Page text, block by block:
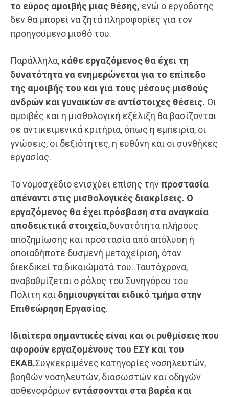
το εύρος αμοιβής μιας θέσης, ενώ ο εργοδότης
δεν θα μπορεί να ζητά πληροφορίες για τον
προηγούμενο μισθό του.
Παράλληλα, κάθε εργαζόμενος θα έχει τη
δυνατότητα να ενημερώνεται για το επίπεδο
της αμοιβής του και για τους μέσους μισθούς
ανδρών και γυναικών σε αντίστοιχες θέσεις. Οι
αμοιβές και η μισθολογική εξέλιξη θα βασίζονται
σε αντικειμενικά κριτήρια, όπως η εμπειρία, οι
γνώσεις, οι δεξιότητες, η ευθύνη και οι συνθήκες
εργασίας.
Το νομοσχέδιο ενισχύει επίσης τηνπροστασία
απέναντι στις μισθολογικές διακρίσεις. Ο
εργαζόμενος θα έχει πρόσβαση στα αναγκαία
αποδεικτικά στοιχεία,δυνατότητα πλήρους
αποζημίωσης και προστασία από απόλυση ή
οποιαδήποτε δυσμενή μεταχείριση, όταν
διεκδικεί τα δικαιώματά του. Ταυτόχρονα,
αναβαθμίζεται ο ρόλος του Συνηγόρου του
Πολίτη και δημιουργείται ειδικό τμήμα στην
Επιθεώρηση Εργασίας.
Ιδιαίτερα σημαντικές είναι και οι ρυθμίσεις που
αφορούν εργαζομένους του ΕΣΥ και του
ΕΚΑΒ.Συγκεκριμένες κατηγορίες νοσηλευτών,
βοηθών νοσηλευτών, διασωστών και οδηγών
ασθενοφόρων εντάσσονται στα βαρέα και